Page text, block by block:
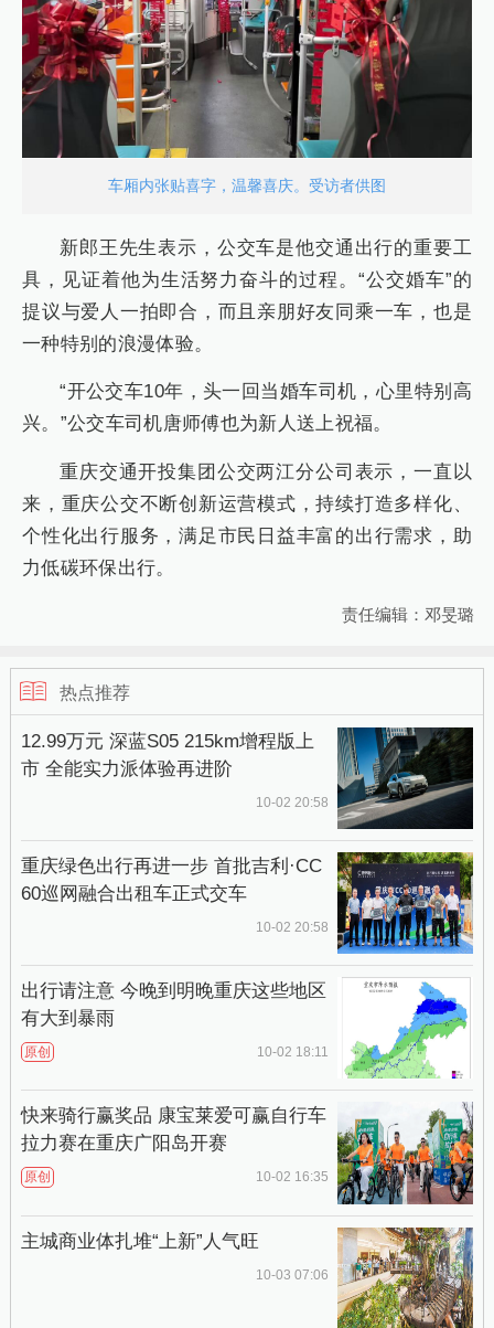
车厢内张贴喜字，温馨喜庆。受访者供图
新郎王先生表示，公交车是他交通出行的重要工
具，见证着他为生活努力奋斗的过程。“公交婚车”的
提议与爱人一拍即合，而且亲朋好友同乘一车，也是
一种特别的浪漫体验。
“开公交车10年，头一回当婚车司机，心里特别高
兴。”公交车司机唐师傅也为新人送上祝福。
重庆交通开投集团公交两江分公司表示，一直以
来，重庆公交不断创新运营模式，持续打造多样化、
个性化出行服务，满足市民日益丰富的出行需求，助
力低碳环保出行。
责任编辑：邓旻璐
热点推荐
12.99万元 深蓝S05 215km增程版上
市 全能实力派体验再进阶
10-02 20:58
重庆绿色出行再进一步 首批吉利·CC
60巡网融合出租车正式交车
10-02 20:58
出行请注意 今晚到明晚重庆这些地区
有大到暴雨
原创 10-02 18:11
快来骑行赢奖品 康宝莱爱可赢自行车
拉力赛在重庆广阳岛开赛
原创 10-02 16:35
主城商业体扎堆“上新”人气旺
10-03 07:06